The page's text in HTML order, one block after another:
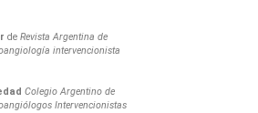
de Revista Argentina de
intervencionista
Colegio Argentino de
Intervencionistas